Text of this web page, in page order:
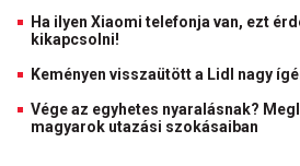
Ha ilyen Xiaomi telefonja van, ezt
kikapcsolni!
Keményen visszaütött a Lidl nagy
Vége az egyhetes nyaralásnak?
magyarok utazási szokásaiban